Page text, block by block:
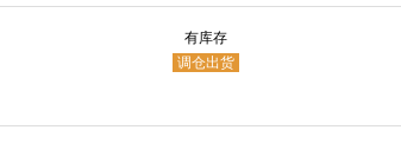
有库存
调仓出货